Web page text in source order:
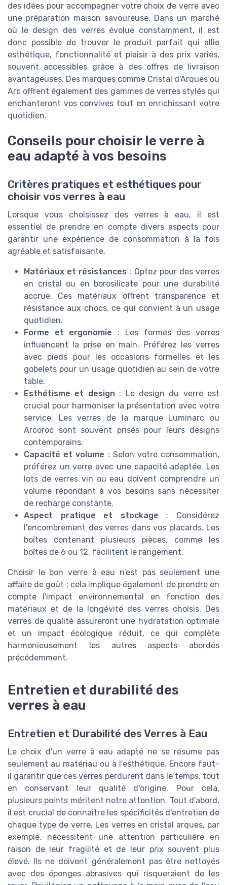
des idées pour accompagner votre choix de verre avec
une préparation maison savoureuse. Dans un marché
où le design des verres évolue constamment, il est
donc possible de trouver le produit parfait qui allie
esthétique, fonctionnalité et plaisir à des prix variés,
souvent accessibles grâce à des offres de livraison
avantageuses. Des marques comme Cristal d'Arques ou
Arc offrent également des gammes de verres stylés qui
enchanteront vos convives tout en enrichissant votre
quotidien.
Conseils pour choisir le verre à
eau adapté à vos besoins
Critères pratiques et esthétiques pour
choisir vos verres à eau
Lorsque vous choisissez des verres à eau, il est
essentiel de prendre en compte divers aspects pour
garantir une expérience de consommation à la fois
agréable et satisfaisante.
Matériaux et résistances : Optez pour des verres
en cristal ou en borosilicate pour une durabilité
accrue. Ces matériaux offrent transparence et
résistance aux chocs, ce qui convient à un usage
quotidien.
Forme et ergonomie : Les formes des verres
influencent la prise en main. Préférez les verres
avec pieds pour les occasions formelles et les
gobelets pour un usage quotidien au sein de votre
table.
Esthétisme et design : Le design du verre est
crucial pour harmoniser la présentation avec votre
service. Les verres de la marque Luminarc ou
Arcoroc sont souvent prisés pour leurs designs
contemporains.
Capacité et volume : Selon votre consommation,
préférez un verre avec une capacité adaptée. Les
lots de verres vin ou eau doivent comprendre un
volume répondant à vos besoins sans nécessiter
de recharge constante.
Aspect pratique et stockage : Considérez
l'encombrement des verres dans vos placards. Les
boîtes contenant plusieurs pièces, comme les
boîtes de 6 ou 12, facilitent le rangement.
Choisir le bon verre à eau n’est pas seulement une
affaire de goût ; cela implique également de prendre en
compte l'impact environnemental en fonction des
matériaux et de la longévité des verres choisis. Des
verres de qualité assureront une hydratation optimale
et un impact écologique réduit, ce qui complète
harmonieusement les autres aspects abordés
précédemment.
Entretien et durabilité des
verres à eau
Entretien et Durabilité des Verres à Eau
Le choix d'un verre à eau adapté ne se résume pas
seulement au matériau ou à l'esthétique. Encore faut-
il garantir que ces verres perdurent dans le temps, tout
en conservant leur qualité d'origine. Pour cela,
plusieurs points méritent notre attention. Tout d'abord,
il est crucial de connaître les spécificités d'entretien de
chaque type de verre. Les verres en cristal arques, par
exemple, nécessitent une attention particulière en
raison de leur fragilité et de leur prix souvent plus
élevé. Ils ne doivent généralement pas être nettoyés
avec des éponges abrasives qui risqueraient de les